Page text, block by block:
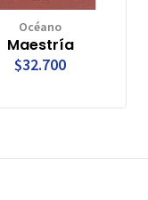
Océano
Maestría
$32.700